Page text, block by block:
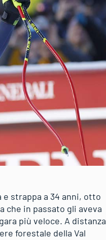
strappa a 34 anni, otto
che in passato gli aveva
più veloce. A distanza
forestale della Val